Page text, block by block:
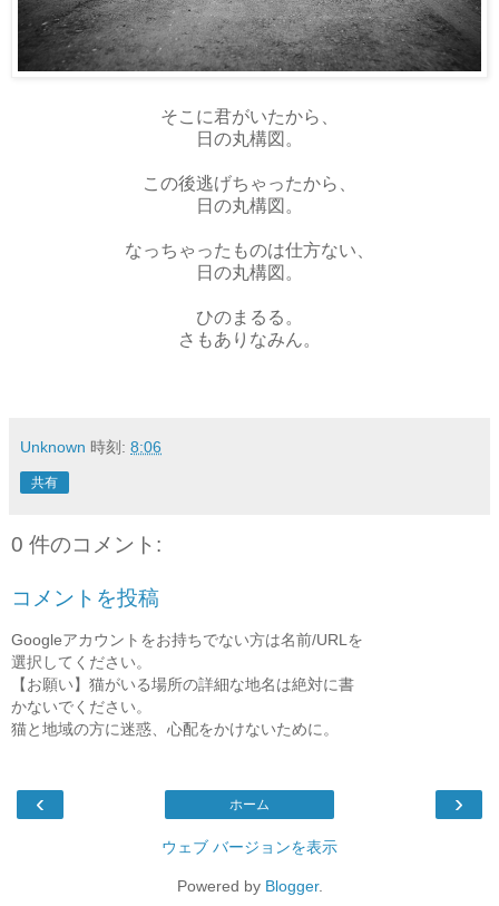
そこに君がいたから、
日の丸構図。
この後逃げちゃったから、
日の丸構図。
なっちゃったものは仕方ない、
日の丸構図。
ひのまるる。
さもありなみん。
Unknown 時刻: 8:06
共有
0 件のコメント:
コメントを投稿
Googleアカウントをお持ちでない方は名前/URLを
選択してください。
【お願い】猫がいる場所の詳細な地名は絶対に書
かないでください。
猫と地域の方に迷惑、心配をかけないために。
‹ ›
ホーム
ウェブ バージョンを表示
Powered by Blogger.